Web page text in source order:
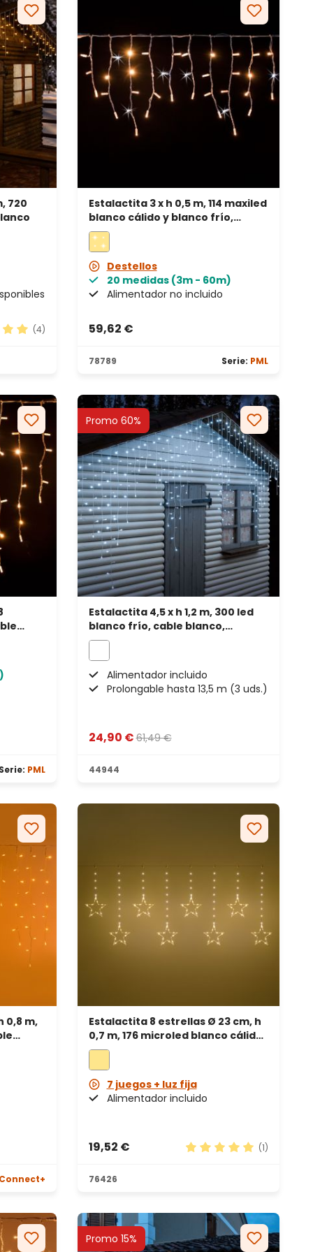
720
(4)
Estalactita 3 x h 0,5 m, 114 maxiled
blanco cálido y blanco frío,
prolongable, IP67
Destellos
20 medidas (3m - 60m)
Alimentador no incluido
59,62 €
78789 Serie: PML
Serie: PML
Promo 60%
Estalactita 4,5 x h 1,2 m, 300 led
blanco frío, cable blanco,
prolongable
Alimentador incluido
Prolongable hasta 13,5 m (3 uds.)
24,90 €61,49 €
44944
0,8 m,
Connect+
Estalactita 8 estrellas Ø 23 cm, h
0,7 m, 176 microled blanco cálido,
cable metal plata
7 juegos + luz fija
Alimentador incluido
19,52 €
(1)
76426
Promo 15%